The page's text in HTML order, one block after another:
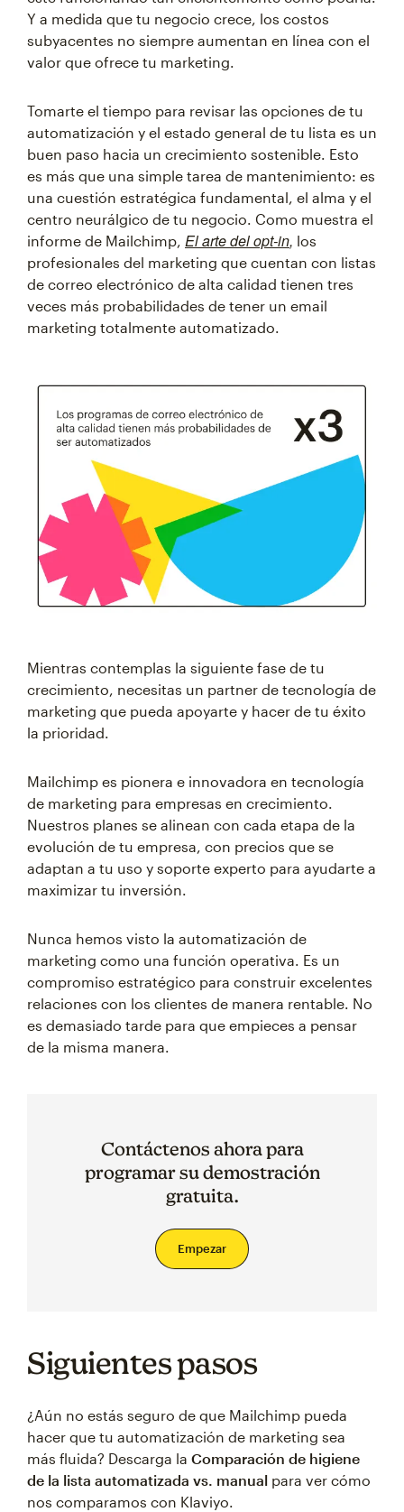
Y a medida que tu negocio crece, los costos
subyacentes no siempre aumentan en línea con el
valor que ofrece tu marketing.
Tomarte el tiempo para revisar las opciones de tu
automatización y el estado general de tu lista es un
buen paso hacia un crecimiento sostenible. Esto
es más que una simple tarea de mantenimiento: es
una cuestión estratégica fundamental, el alma y el
centro neurálgico de tu negocio. Como muestra el
informe de Mailchimp, El arte del opt-in, los
profesionales del marketing que cuentan con listas
de correo electrónico de alta calidad tienen tres
veces más probabilidades de tener un email
marketing totalmente automatizado.
Mientras contemplas la siguiente fase de tu
crecimiento, necesitas un partner de tecnología de
marketing que pueda apoyarte y hacer de tu éxito
la prioridad.
Mailchimp es pionera e innovadora en tecnología
de marketing para empresas en crecimiento.
Nuestros planes se alinean con cada etapa de la
evolución de tu empresa, con precios que se
adaptan a tu uso y soporte experto para ayudarte a
maximizar tu inversión.
Nunca hemos visto la automatización de
marketing como una función operativa. Es un
compromiso estratégico para construir excelentes
relaciones con los clientes de manera rentable. No
es demasiado tarde para que empieces a pensar
de la misma manera.
Contáctenos ahora para
programar su demostración
gratuita.
Empezar
Siguientes pasos
¿Aún no estás seguro de que Mailchimp pueda
hacer que tu automatización de marketing sea
más fluida? Descarga la Comparación de higiene
de la lista automatizada vs. manual para ver cómo
nos comparamos con Klaviyo.